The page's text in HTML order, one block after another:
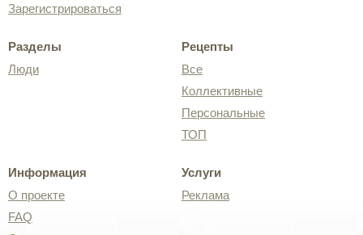
Зарегистрироваться
Разделы
Люди
Рецепты
Все
Коллективные
Персональные
ТОП
Информация
О проекте
FAQ
Услуги
Реклама